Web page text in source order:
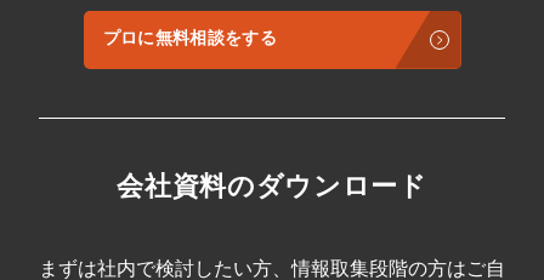
プロに無料相談をする
会社資料のダウンロード
まずは社内で検討したい方、情報取集段階の方はご自